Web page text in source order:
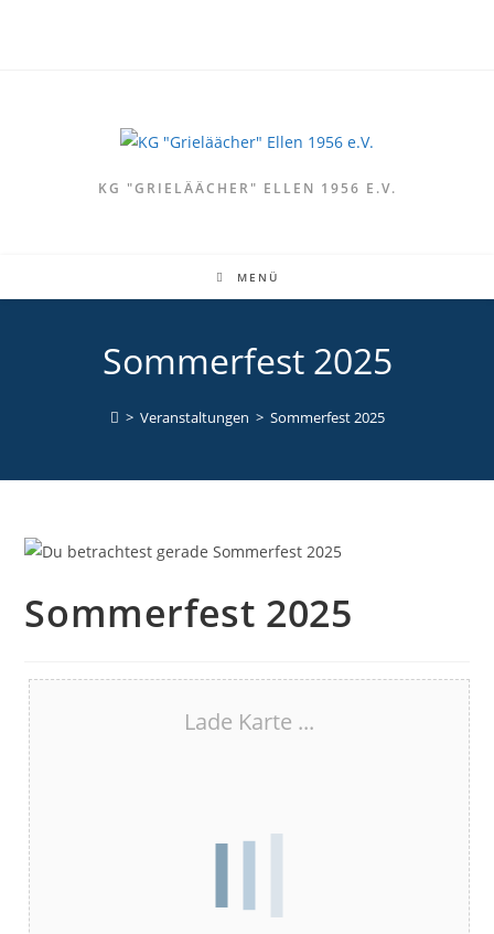
KG "GRIELÄÄCHER" ELLEN 1956 E.V.
MENÜ
Sommerfest 2025
> Veranstaltungen > Sommerfest 2025
Sommerfest 2025
Lade Karte ...